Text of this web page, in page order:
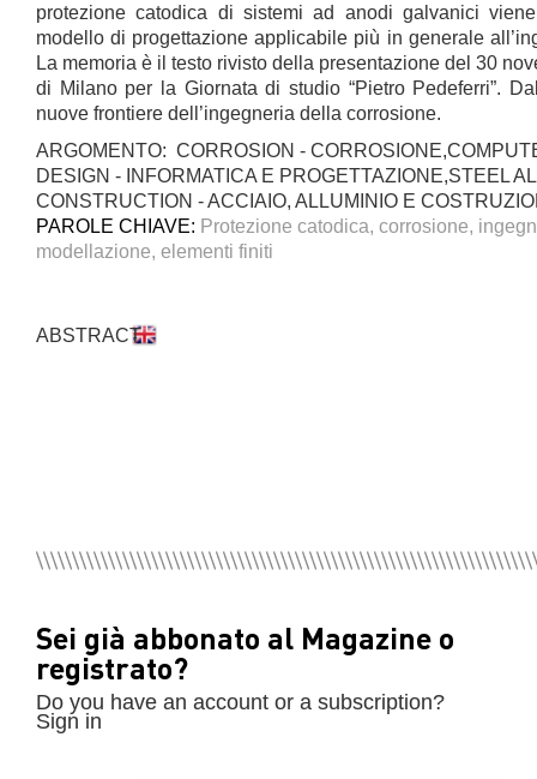
protezione catodica di sistemi ad anodi galvanici
modello di progettazione applicabile più in generale
La memoria è il testo rivisto della presentazione del 30
di Milano per la Giornata di studio “Pietro Pedeferri”.
nuove frontiere dell’ingegneria della corrosione.
ARGOMENTO: CORROSION -
DESIGN - INFORMATICA E PROGETTAZIONE,STEEL
CONSTRUCTION - ACCIAIO, ALLUMINIO E
PAROLE CHIAVE: Protezione catodica, corrosione,
modellazione, elementi finiti
ABSTRACT
Sei già abbonato al Magazine o
registrato?
Do you have an account or a subscription?
Sign in